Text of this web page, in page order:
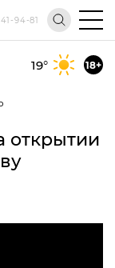
94-81
19° 18+
открытии